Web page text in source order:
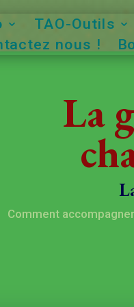
TAO-Outils
nous !
La
Comment